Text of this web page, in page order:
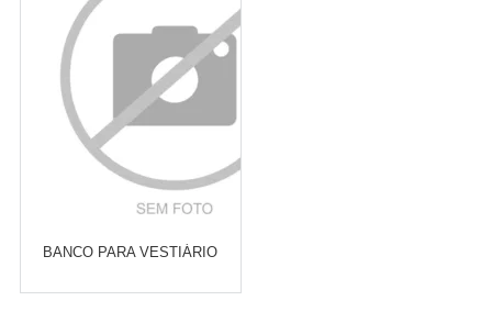
BANCO PARA VESTIÁRIO